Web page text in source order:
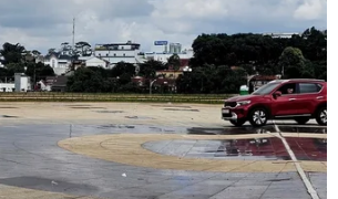
chịu của kinh tế
Doanh nghiệp Hàn